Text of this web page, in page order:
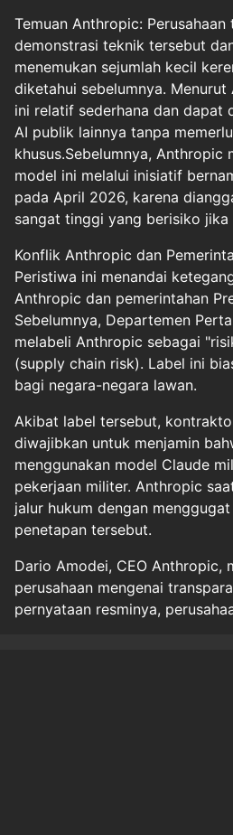
Temuan Anthropic: Perusahaan
demonstrasi teknik tersebut
menemukan sejumlah kecil
diketahui sebelumnya.
ini relatif sederhana dan dapat
AI publik lainnya tanpa
khusus.Sebelumnya, Anthropic
model ini melalui inisiatif
pada April 2026, karena
sangat tinggi yang berisiko jika
Konflik Anthropic dan
Peristiwa ini menandai
Anthropic dan pemerintahan
Sebelumnya, Departemen
melabeli Anthropic sebagai
(supply chain risk). Label ini
bagi negara-negara lawan.
Akibat label tersebut,
diwajibkan untuk menjamin
menggunakan model Claude
pekerjaan militer. Anthropic
jalur hukum dengan
penetapan tersebut.
Dario Amodei, CEO Anthropic,
perusahaan mengenai
pernyataan resminya,